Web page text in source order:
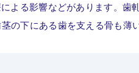
よる影響などがあります。歯
の下にある歯を支える骨も薄